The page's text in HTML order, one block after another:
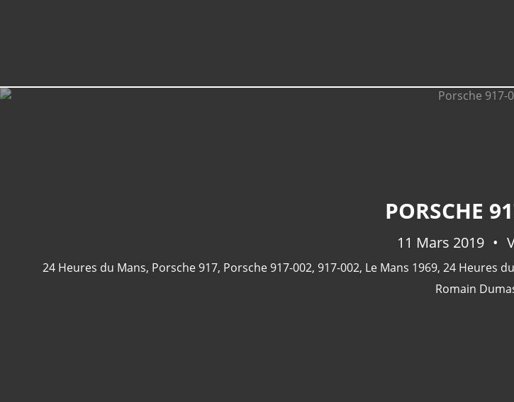
PORSCHE
11 Mars 2019
24 Heures du Mans, Porsche 917, Porsche 917-002, 917-002, Le Mans 1969, 24 Heures
Romain